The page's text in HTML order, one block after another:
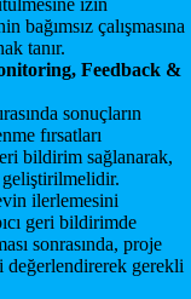
çalışmasına
tanır.
Feedback &
sonuçların
fırsatları
bildirim sağlanarak,
geliştirilmelidir.
ilerlemesini
geri bildirimde
sonrasında, proje
değerlendirerek gerekli